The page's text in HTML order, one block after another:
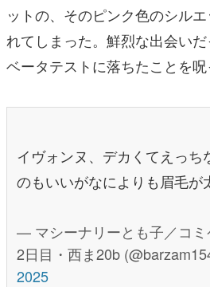
ットの、そのピンク色のシル
れてしまった。鮮烈な出会い
ベータテストに落ちたことを呪
イヴォンヌ、デカくてえっち
のもいいがなによりも眉毛が
— マシーナリーとも子／コミ
2日目・西ま20b
2025